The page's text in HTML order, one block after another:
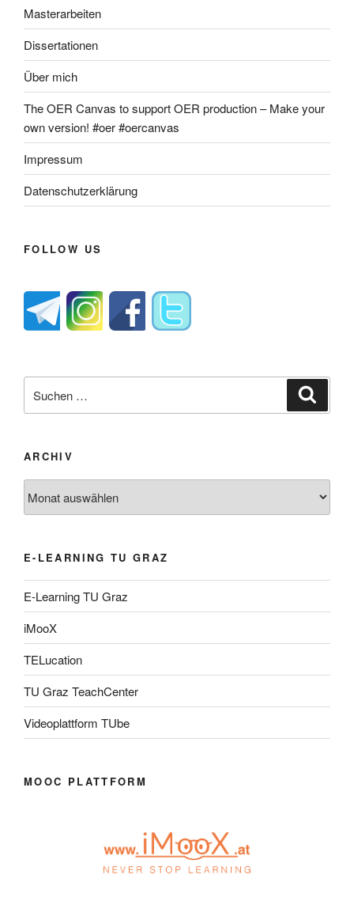
Masterarbeiten
Dissertationen
Über mich
The OER Canvas to support OER production – Make your
own version! #oer #oercanvas
Impressum
Datenschutzerklärung
FOLLOW US
nach:
ARCHIV
E-LEARNING TU GRAZ
E-Learning TU Graz
iMooX
TELucation
TU Graz TeachCenter
Videoplattform TUbe
MOOC PLATTFORM